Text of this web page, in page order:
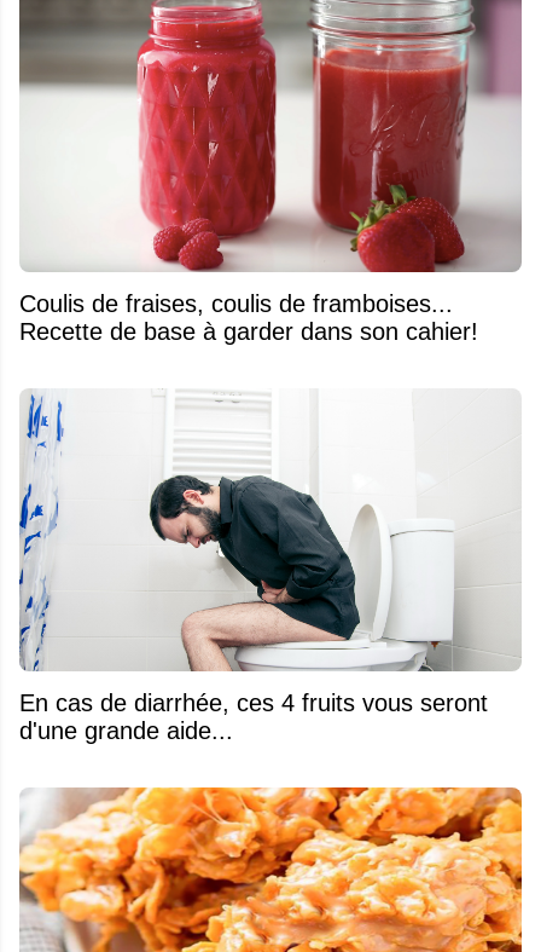
Coulis de fraises, coulis de framboises...
Recette de base à garder dans son cahier!
En cas de diarrhée, ces 4 fruits vous seront
d'une grande aide...